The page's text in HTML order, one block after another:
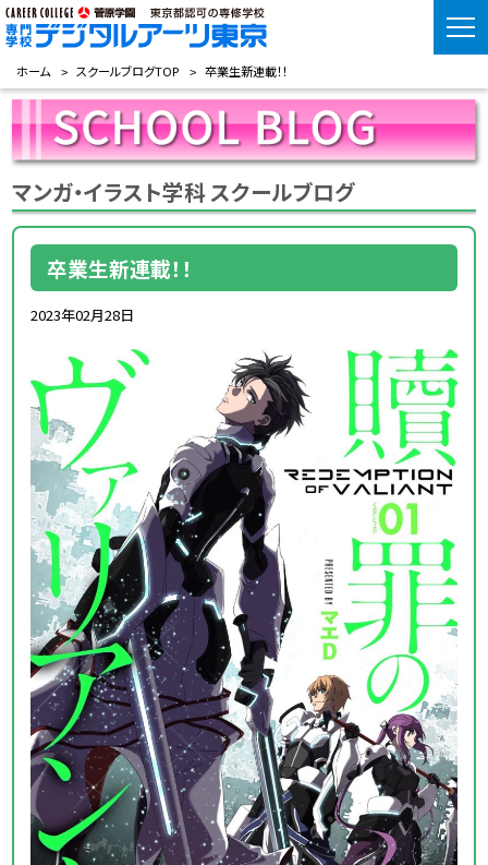
ホーム スクールブログTOP 卒業生新連載！！
マンガ・イラスト学科 スクールブログ
卒業生新連載！！
2023年02月28日